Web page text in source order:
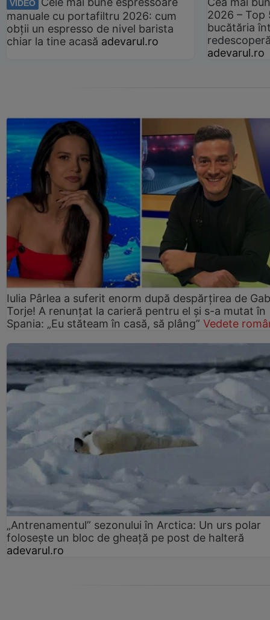
VIDEO
manuale cu portafiltru 2026: cum
obții un espresso de nivel barista
chiar la tine acasă adevarul.ro
2026 –
bucătăria
adevarul.ro
Iulia Pârlea a suferit enorm după despărțirea de
Torje! A renunțat la carieră pentru el și s-a mutat în
Spania: „Eu stăteam în casă, să plâng” Vedete
„Antrenamentul” sezonului în Arctica: Un urs polar
folosește un bloc de gheață pe post de halteră
adevarul.ro